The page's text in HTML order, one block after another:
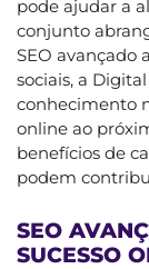
pode ajudar a
conjunto
SEO avançado
sociais, a
conhecimento
online ao
benefícios de
podem
SEO
SUCESSO